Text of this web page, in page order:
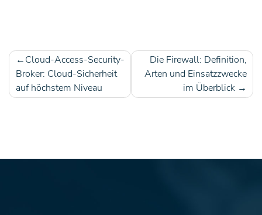
Beitragsnavigation
Cloud-Access-Security-
Broker: Cloud-Sicherheit
auf höchstem Niveau
Die Firewall: Definition,
Arten und Einsatzzwecke
im Überblick